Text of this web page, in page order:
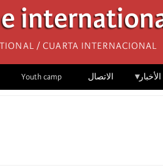
/ Cuarta Internacional
الأخبار الاتصال Youth camp